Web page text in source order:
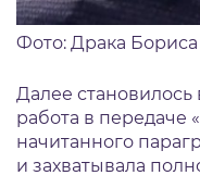
Фото: Драка
Далее становилось
работа в передаче
начитанного
и захватывала